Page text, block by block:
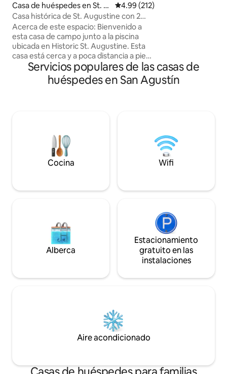
Casa de huéspedes en St. A
ugustine
Calificación promedio: 4.99 de
4.99 (212)
Casa histórica de St. Augustine con 2
dormitorios y piscina
Acerca de este espacio: Bienvenido a
esta casa de campo junto a la piscina
ubicada en Historic St. Augustine. Esta
casa está cerca y a poca distancia a pie
de toda la diversión que el centro de la
ciudad tiene para ofrecer. ¡También está
a poca distancia en coche de las playas!
independiente ubicada detrás de la casa
Entrada con código sin llave. Otros
aspectos destacables: Ten en cuenta
del parque y la playa
por el mercado
Servicios populares de las casas de
huéspedes en San Agustín
Cocina Wifi
Alberca
Estacionamiento
gratuito en las
instalaciones
Aire acondicionado